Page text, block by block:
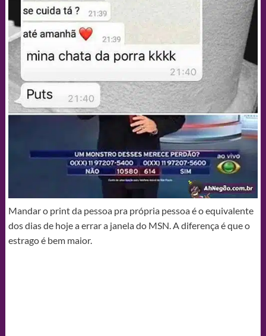
Mandar o print da pessoa pra própria pessoa é o equivalente
dos dias de hoje a errar a janela do MSN. A diferença é que o
estrago é bem maior.